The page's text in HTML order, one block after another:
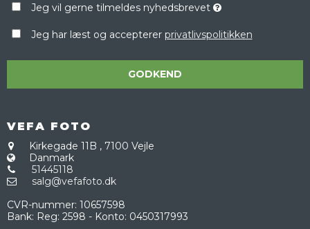
Jeg vil gerne tilmeldes nyhedsbrevet
Jeg har læst og accepterer privatlivspolitikken
GODKEND
VEFA FOTO
Kirkegade 11B , 7100 Vejle
Danmark
51445118
salg@vefafoto.dk
CVR-nummer: 10657598
Bank: Reg: 2598 - Konto: 0450317993